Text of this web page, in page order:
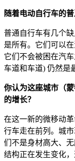
随着电动自行车的
普通自行车有几个
是所有。它们可以
它们不会被困在汽
车道和车道) 仍然是
你认为这座城市（
的增长？
在这一新的微移动
行车走在前列。城
们不是身材高大、
结构正在发生变化